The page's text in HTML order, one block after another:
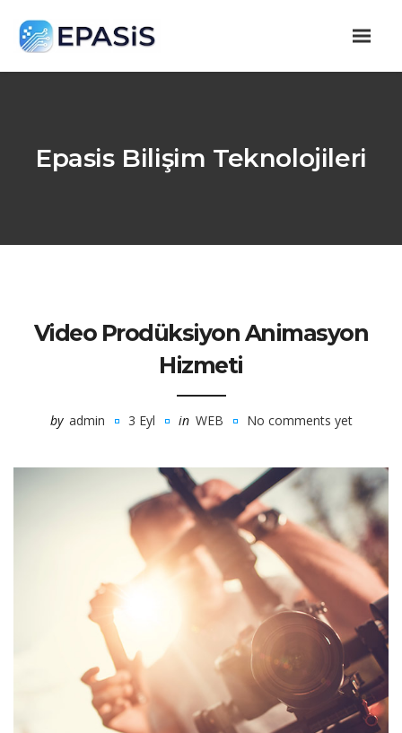
Epasis Bilişim Teknolojileri
Video Prodüksiyon Animasyon
Hizmeti
by admin 3 Eyl in WEB No comments yet